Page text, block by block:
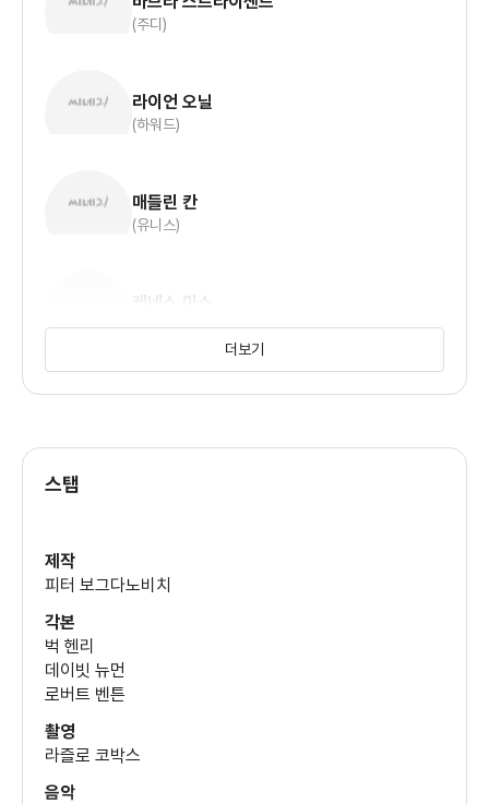
(주디)
라이언 오닐
(하워드)
매들린 칸
(유니스)
케네스 마스
(휴)
더보기
스탭
제작
피터 보그다노비치
각본
벅 헨리
데이빗 뉴먼
로버트 벤튼
촬영
라즐로 코박스
음악